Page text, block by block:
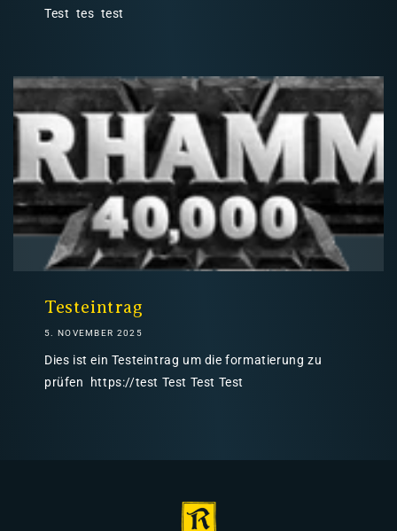
Test tes test
Testeintrag
5. NOVEMBER 2025
Dies ist ein Testeintrag um die formatierung zu
prüfen https://test Test Test Test